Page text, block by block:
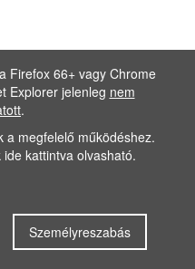
Firefox 66+ vagy Chrome
Explorer jelenleg nem
.
a megfelelő működéshez.
ide kattintva olvasható.
Személyreszabás